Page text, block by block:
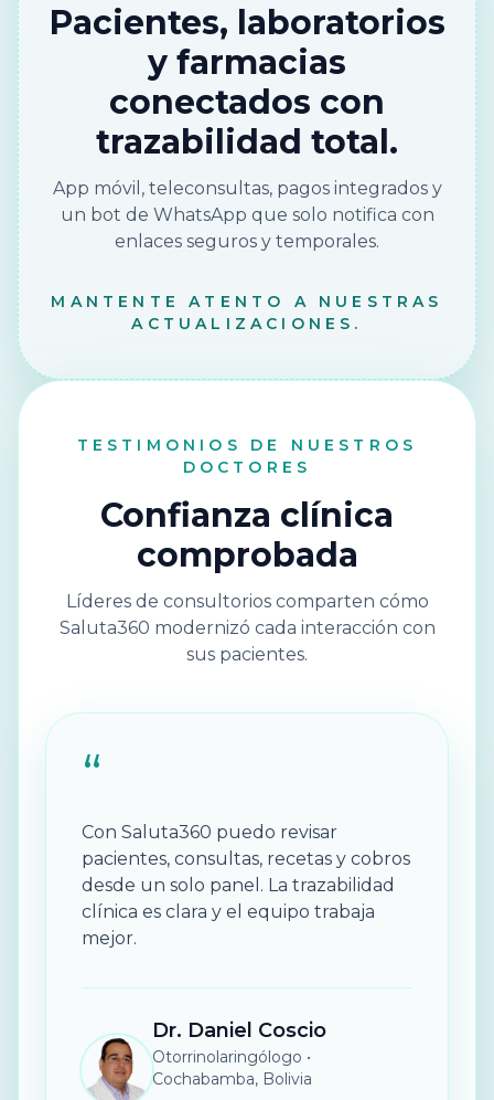
Pacientes, laboratorios
y farmacias
conectados con
trazabilidad total.
App móvil, teleconsultas, pagos integrados y
un bot de WhatsApp que solo notifica con
enlaces seguros y temporales.
MANTENTE ATENTO A NUESTRAS
ACTUALIZACIONES.
TESTIMONIOS DE NUESTROS
DOCTORES
Confianza clínica
comprobada
Líderes de consultorios comparten cómo
Saluta360 modernizó cada interacción con
sus pacientes.
“
Con Saluta360 puedo revisar
pacientes, consultas, recetas y cobros
desde un solo panel. La trazabilidad
clínica es clara y el equipo trabaja
mejor.
Dr. Daniel Coscio
Otorrinolaringólogo •
Cochabamba, Bolivia